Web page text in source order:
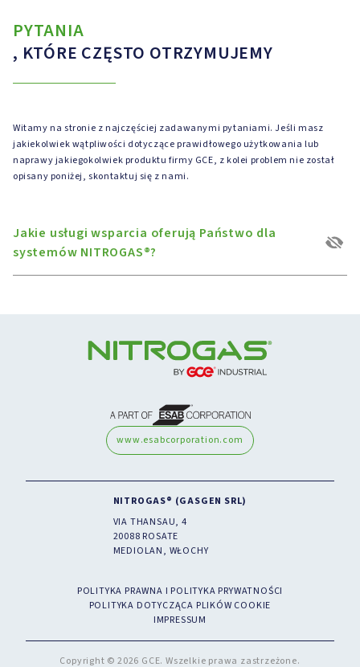
PYTANIA
, KTÓRE CZĘSTO OTRZYMUJEMY
Witamy na stronie z najczęściej zadawanymi pytaniami. Jeśli masz
jakiekolwiek wątpliwości dotyczące prawidłowego użytkowania lub
naprawy jakiegokolwiek produktu firmy GCE, z kolei problem nie został
opisany poniżej, skontaktuj się z nami.
Jakie usługi wsparcia oferują Państwo dla
systemów NITROGAS®?
NITROGAS® (GASGEN SRL)
VIA THANSAU, 4
20088 ROSATE
MEDIOLAN, WŁOCHY
POLITYKA PRAWNA I POLITYKA PRYWATNOŚCI
POLITYKA DOTYCZĄCA PLIKÓW COOKIE
IMPRESSUM
www.esabcorporation.com
Copyright © 2026 GCE. Wszelkie prawa zastrzeżone.